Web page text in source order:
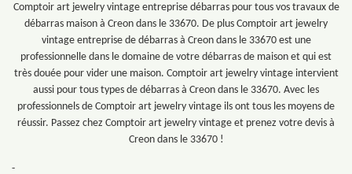
Comptoir art jewelry vintage entreprise débarras pour tous vos travaux de
débarras maison à Creon dans le 33670. De plus Comptoir art jewelry
vintage entreprise de débarras à Creon dans le 33670 est une
professionnelle dans le domaine de votre débarras de maison et qui est
très douée pour vider une maison. Comptoir art jewelry vintage intervient
aussi pour tous types de débarras à Creon dans le 33670. Avec les
professionnels de Comptoir art jewelry vintage ils ont tous les moyens de
réussir. Passez chez Comptoir art jewelry vintage et prenez votre devis à
Creon dans le 33670 !
-